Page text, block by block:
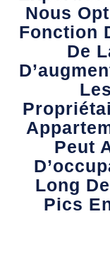
Nous
Fonction
De
Peut
Long
Pics